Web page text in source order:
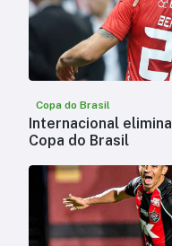
Copa do Brasil
Internacional
Copa do Brasil